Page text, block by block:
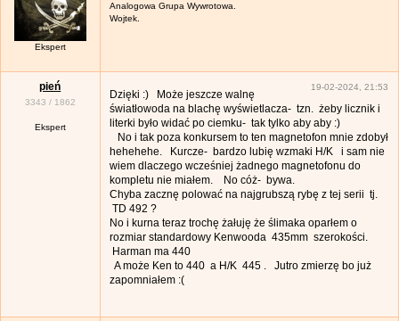
Ekspert
Analogowa Grupa Wywrotowa.
Wojtek.
pień
3343 / 1862
Ekspert
19-02-2024, 21:53
Dzięki :) Może jeszcze walnę
światłowoda na blachę wyświetlacza- tzn. żeby licznik i
literki było widać po ciemku- tak tylko aby aby :)
No i tak poza konkursem to ten magnetofon mnie zdobył
hehehehe. Kurcze- bardzo lubię wzmaki H/K i sam nie
wiem dlaczego wcześniej żadnego magnetofonu do
kompletu nie miałem. No cóż- bywa.
Chyba zacznę polować na najgrubszą rybę z tej serii tj.
TD 492 ?
No i kurna teraz trochę żałuję że ślimaka oparłem o
rozmiar standardowy Kenwooda 435mm szerokości.
Harman ma 440
A może Ken to 440 a H/K 445 . Jutro zmierzę bo już
zapomniałem :(